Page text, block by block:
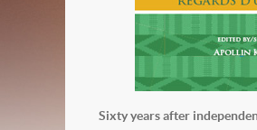
Sixty years after